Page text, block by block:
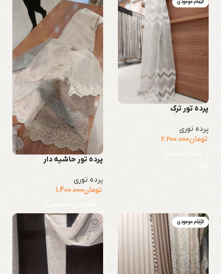
اتمام موجودی
پرده تور ترک
پرده توری
تومان2.200.000
اطلاعات بیشتر
پرده تور حاشیه دار
پرده توری
تومان1.400.000
افزودن به سبد خرید
اتمام موجودی